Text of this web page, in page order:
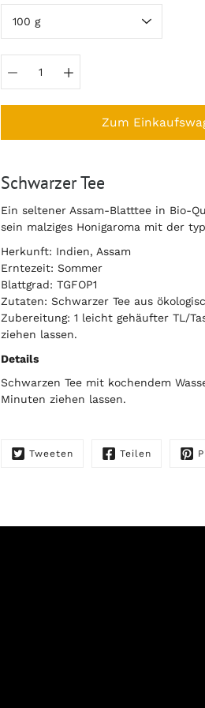
Zum
Notify
me
this
product
available:
Schwarzer Tee
Ein seltener Assam-Blatttee in Bio-
sein malziges Honigaroma mit der
Herkunft: Indien, Assam
Erntezeit: Sommer
Blattgrad: TGFOP1
Zutaten: Schwarzer Tee aus
Zubereitung: 1 leicht gehäufter TL/
ziehen lassen.
Details
Schwarzen Tee mit kochendem
Minuten ziehen lassen.
Tweeten Teilen